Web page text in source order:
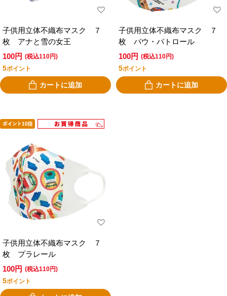
子供用立体不織布マスク ７
枚 アナと雪の女王
100円 (税込110円)
5ポイント
カートに追加
子供用立体不織布マスク ７
枚 パウ・パトロール
100円 (税込110円)
5ポイント
カートに追加
子供用立体不織布マスク ７
枚 プラレール
100円 (税込110円)
5ポイント